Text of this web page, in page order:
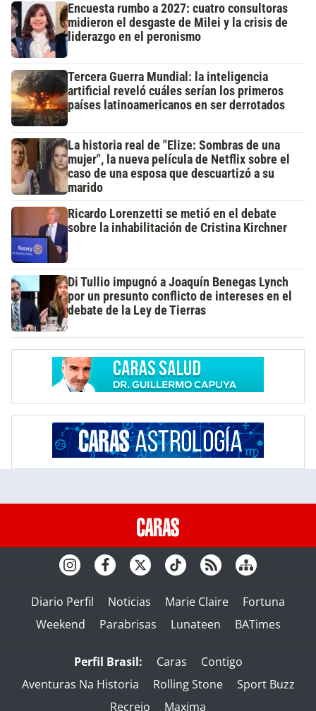
Encuesta rumbo a 2027: cuatro consultoras
midieron el desgaste de Milei y la crisis de
liderazgo en el peronismo
Tercera Guerra Mundial: la inteligencia
artificial reveló cuáles serían los primeros
países latinoamericanos en ser derrotados
La historia real de "Elize: Sombras de una
mujer", la nueva película de Netflix sobre el
caso de una esposa que descuartizó a su
marido
Ricardo Lorenzetti se metió en el debate
sobre la inhabilitación de Cristina Kirchner
Di Tullio impugnó a Joaquín Benegas Lynch
por un presunto conflicto de intereses en el
debate de la Ley de Tierras
Diario Perfil Noticias Marie Claire
Fortuna
Weekend
Parabrisas Lunateen BATimes
Perfil Brasil: Caras
Contigo
Aventuras Na Historia
Rolling Stone
Sport Buzz
Recreio
Maxima